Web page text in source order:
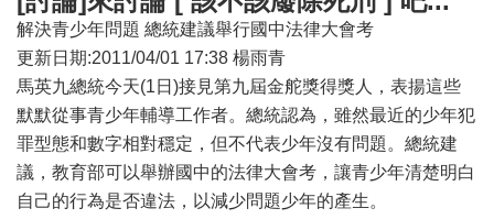
解決青少年問題 總統建議舉行國中法律大會考
更新日期:2011/04/01 17:38 楊雨青
馬英九總統今天(1日)接見第九屆金舵獎得獎人，表揚這些
默默從事青少年輔導工作者。總統認為，雖然最近的少年犯
罪型態和數字相對穩定，但不代表少年沒有問題。總統建
議，教育部可以舉辦國中的法律大會考，讓青少年清楚明白
自己的行為是否違法，以減少問題少年的產生。